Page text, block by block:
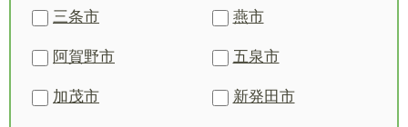
三条市 燕市
阿賀野市 五泉市
加茂市 新発田市